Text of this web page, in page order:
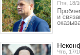
Птн, 18/
и
Чтв, 17/